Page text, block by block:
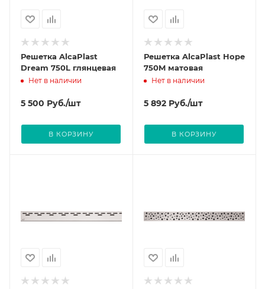
Решетка AlcaPlast
Dream 750L глянцевая
Нет в наличии
5 500 Руб./шт
В КОРЗИНУ
Решетка AlcaPlast Hope
750M матовая
Нет в наличии
5 892 Руб./шт
В КОРЗИНУ